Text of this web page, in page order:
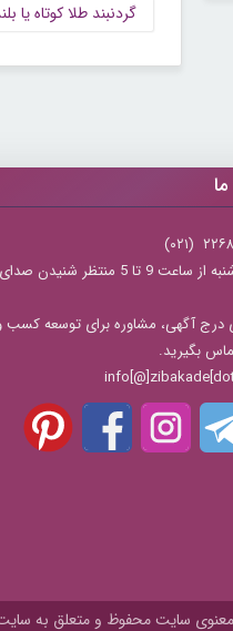
گردنبند طلا کوتاه یا
شنبه تا چهارشنبه از ساعت 9 تا 5 منتظر
درج آگهی، مشاوره برای توسعه کسب
بگیرید.
سایت محفوظ و متعلق به سايت